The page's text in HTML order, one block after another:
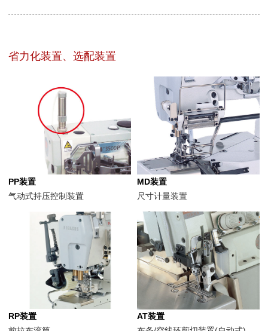
省力化装置、选配装置
PP装置
气动式持压控制装置
MD装置
尺寸计量装置
RP装置
AT装置